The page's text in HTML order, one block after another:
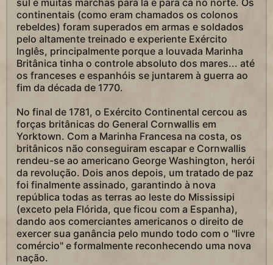
sul e muitas marchas para lá e para cá no norte. Os
continentais (como eram chamados os colonos
rebeldes) foram superados em armas e soldados
pelo altamente treinado e experiente Exército
Inglês, principalmente porque a louvada Marinha
Britânica tinha o controle absoluto dos mares... até
os franceses e espanhóis se juntarem à guerra ao
fim da década de 1770.
No final de 1781, o Exército Continental cercou as
forças britânicas do General Cornwallis em
Yorktown. Com a Marinha Francesa na costa, os
britânicos não conseguiram escapar e Cornwallis
rendeu-se ao americano George Washington, herói
da revolução. Dois anos depois, um tratado de paz
foi finalmente assinado, garantindo à nova
república todas as terras ao leste do Mississipi
(exceto pela Flórida, que ficou com a Espanha),
dando aos comerciantes americanos o direito de
exercer sua ganância pelo mundo todo com o "livre
comércio" e formalmente reconhecendo uma nova
nação.